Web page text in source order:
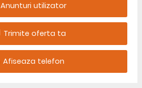
Anunturi utilizator
Trimite oferta ta
Afiseaza telefon